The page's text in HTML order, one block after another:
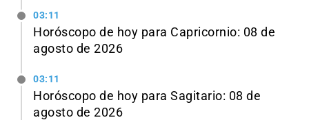
03:11
Horóscopo de hoy para Capricornio: 08 de
agosto de 2026
03:11
Horóscopo de hoy para Sagitario: 08 de
agosto de 2026